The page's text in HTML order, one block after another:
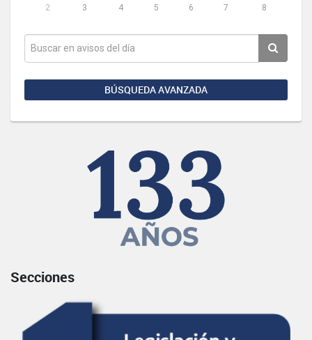
2
3 4 5 6 7 8
BÚSQUEDA AVANZADA
Secciones